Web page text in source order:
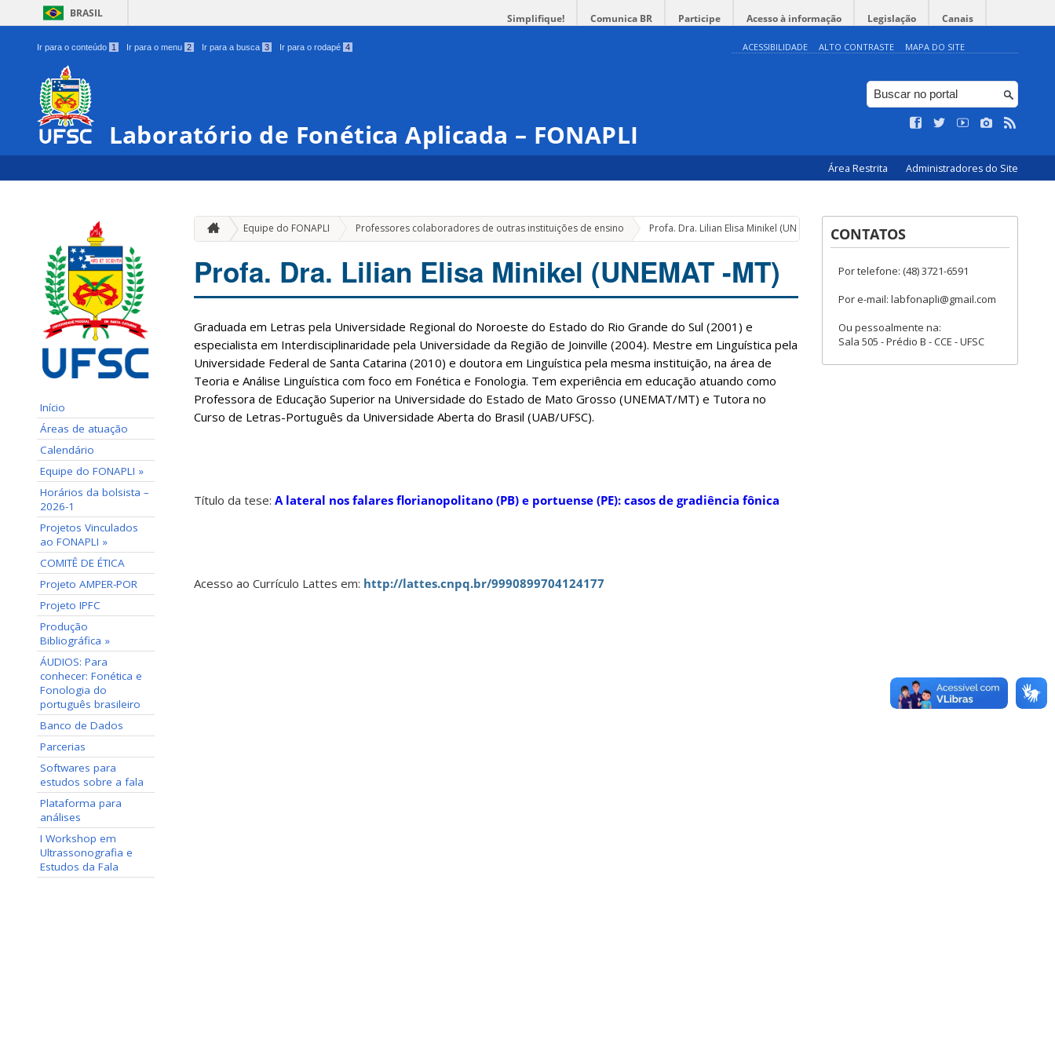
BRASIL Simplifique! Comunica BR Participe Acesso à informação Legislação Canais
Ir para o conteúdo 1 Ir para o menu 2 Ir para a busca 3 Ir para o rodapé 4 ACESSIBILIDADE ALTO CONTRASTE MAPA DO SITE
Laboratório de Fonética Aplicada – FONAPLI
Área Restrita Administradores do Site
Início
Áreas de atuação
Calendário
Equipe do FONAPLI »
Horários da bolsista –
2026-1
Projetos Vinculados
ao FONAPLI »
COMITÊ DE ÉTICA
Projeto AMPER-POR
Projeto IPFC
Produção
Bibliográfica »
ÁUDIOS: Para
conhecer: Fonética e
Fonologia do
português brasileiro
Banco de Dados
Parcerias
Softwares para
estudos sobre a fala
Plataforma para
análises
I Workshop em
Ultrassonografia e
Estudos da Fala
Equipe do FONAPLI Professores colaboradores de outras instituições de ensino Profa. Dra. Lilian Elisa Minikel (UNEMAT -MT)
Profa. Dra. Lilian Elisa Minikel (UNEMAT -MT)
Graduada em Letras pela Universidade Regional do Noroeste do Estado do Rio Grande do Sul (2001) e
especialista em Interdisciplinaridade pela Universidade da Região de Joinville (2004). Mestre em Linguística pela
Universidade Federal de Santa Catarina (2010) e doutora em Linguística pela mesma instituição, na área de
Teoria e Análise Linguística com foco em Fonética e Fonologia. Tem experiência em educação atuando como
Professora de Educação Superior na Universidade do Estado de Mato Grosso (UNEMAT/MT) e Tutora no
Curso de Letras-Português da Universidade Aberta do Brasil (UAB/UFSC).
Título da tese: A lateral nos falares florianopolitano (PB) e portuense (PE): casos de gradiência fônica
Acesso ao Currículo Lattes em: http://lattes.cnpq.br/9990899704124177
CONTATOS
Por telefone: (48) 3721-6591
Por e-mail: labfonapli@gmail.com
Ou pessoalmente na:
Sala 505 - Prédio B - CCE - UFSC